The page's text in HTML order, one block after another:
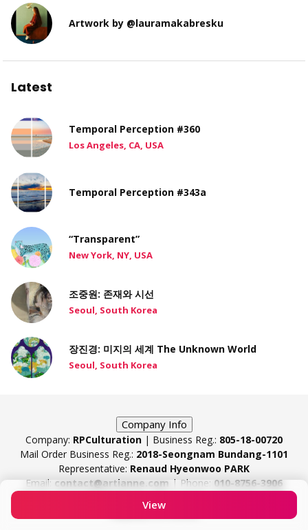
View
Artwork by @lauramakabresku
Latest
Temporal Perception #360
Los Angeles, CA, USA
Temporal Perception #343a
“Transparent”
New York, NY, USA
조중원: 존재와 시선
Seoul, South Korea
장진경: 미지의 세계 The Unknown World
Seoul, South Korea
Company Info
Company: RPCulturation | Business Reg.: 805-18-00720
Mail Order Business Reg.: 2018-Seongnam Bundang-1101
Representative: Renaud Hyeonwoo PARK
Email: contact@artianne.com | Phone: 010-8756-3906
Republic of Korea